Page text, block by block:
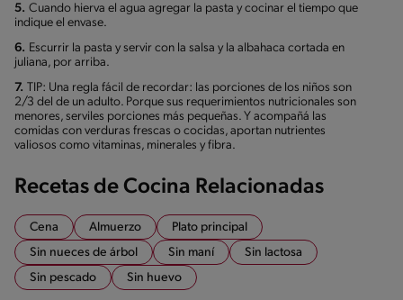
5. Cuando hierva el agua agregar la pasta y cocinar el tiempo que
indique el envase.
6. Escurrir la pasta y servir con la salsa y la albahaca cortada en
juliana, por arriba.
7. TIP: Una regla fácil de recordar: las porciones de los niños son
2/3 del de un adulto. Porque sus requerimientos nutricionales son
menores, serviles porciones más pequeñas. Y acompañá las
comidas con verduras frescas o cocidas, aportan nutrientes
valiosos como vitaminas, minerales y fibra.
Recetas de Cocina Relacionadas
Cena Almuerzo
Plato principal
Sin nueces de árbol
Sin maní
Sin lactosa
Sin pescado
Sin huevo